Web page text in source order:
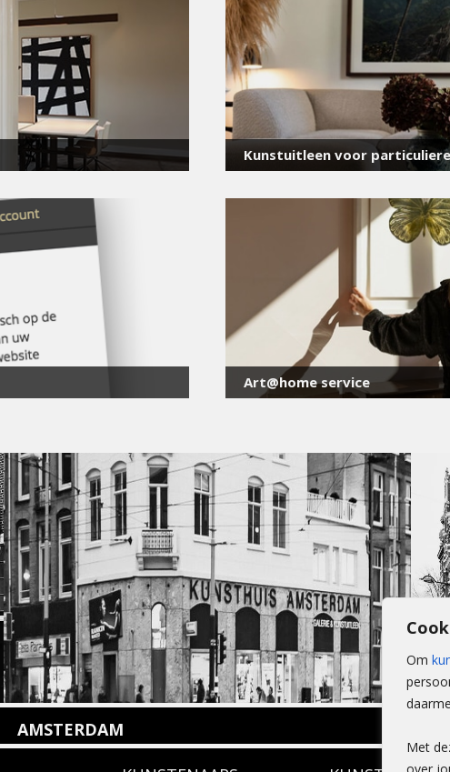
Om
Met
Kunstuitleen voor
Art@home service
AMSTERDAM
E-
mailadres